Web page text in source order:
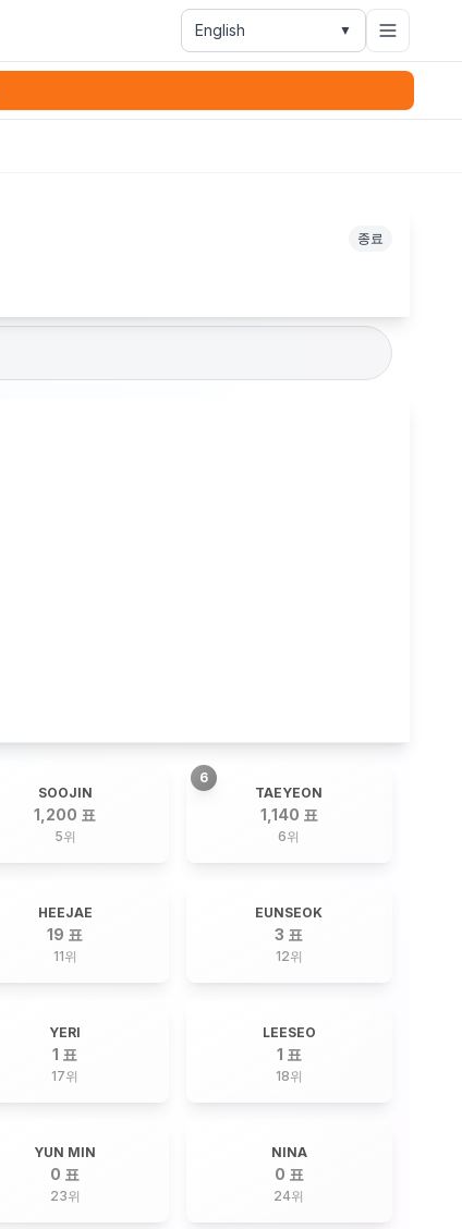
English ▼
종료
SOOJIN
1,200 표
5위
6
TAEYEON
1,140 표
6위
HEEJAE
19 표
11위
EUNSEOK
3 표
12위
YERI
1 표
17위
LEESEO
1 표
18위
YUN MIN
0 표
23위
NINA
0 표
24위